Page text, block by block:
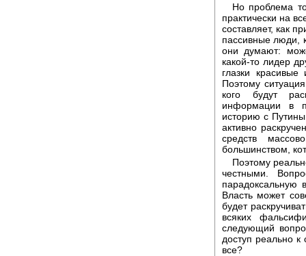
Но проблема
практически на
составляет, как
пассивные люди,
они думают:
какой-то лидер
глазки
Поэтому
кого будут
информации в
историю с
активно
средств
большинством,
Поэтому
честными.
Власть может
будет
всяких
следующий
доступ реально
все?